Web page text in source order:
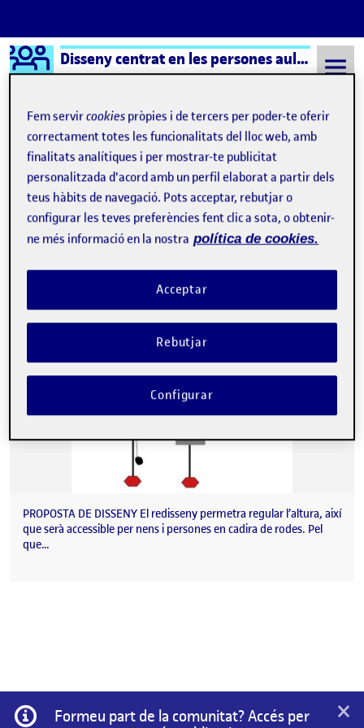
Saltar al contingut
Logo Ágora Disseny centrat en les persones aula 2
Semestre 20212 - Aula 2 cultura
cultura
PRÀCTICA 2: INTERACCIÓ I OBJECTE (2)
Publicat per
Marta Font Sabaté
Data de publicació2 juny, 2022 6:25 pm
comentariel PRÀCTICA 2: INTERACCIÓ I
PROPOSTA DE DISSENY El redisseny permetra regular l’altura, així
que serà accessible per nens i persones en cadira de rodes. Pel
que…
Informació
Formeu part de la comunitat? Accés per
×
Fem servircookies pròpies i de tercers per poder-te oferir
correctament totes les funcionalitats del lloc web, amb
finalitats analítiques i per mostrar-te publicitat
personalitzada d'acord amb un perfil elaborat a partir dels
teus hàbits de navegació. Pots acceptar, rebutjar o
configurar les teves preferències fent clic a sota, o obtenir-
ne més informació en la nostra política de cookies.
Rebutjar
Acceptar
Configurar